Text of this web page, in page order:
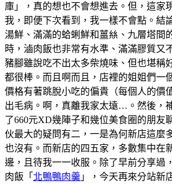
庫」，真的想也不會想進去。但，這家
我，即便下次看到，我一樣不會點。結
湯鮮、滿滿的蛤蜊鮮和薑𢇃、九層塔間
時，滷肉飯也非常有水準、滿滿膠質又
豬腳雖說吃不出太多柴燒味、但也堪稱
都很棒。而且啊而且，店裡的姐姐們一
價格有著跳脫小吃的偏貴（每個人的價
出毛病。啊，真離我家太遠…。然後，
了660元XD幾陣子和幾位美食圈的朋友
伙最大的疑問有二，一是為何新店這麼
也沒有。而新店的四五家，多數集中在
邊，且待我一一收服。除了早前分享過
肉飯「 北鴨鴨肉羹 」，今天再來分站新